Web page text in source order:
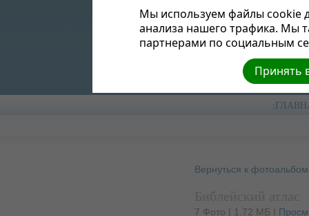
Вернуться к
Библейский атлас
7 Фото | 1.72 МБ |
Мы используем файлы cookie
анализа нашего трафика. Мы
партнерами по социальным
Принять